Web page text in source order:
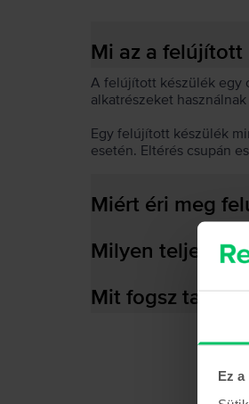
Ez
Mi az a felújított
A felújított készülék egy
alkatrészeket
Egy felújított készülék
esetén. Eltérés csupán
Miért éri meg
Milyen
Mit fogsz találni